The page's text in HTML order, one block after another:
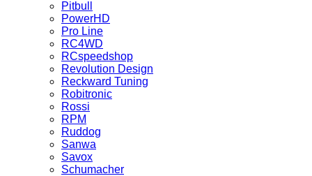
Pitbull
PowerHD
Pro Line
RC4WD
RCspeedshop
Revolution Design
Reckward Tuning
Robitronic
Rossi
RPM
Ruddog
Sanwa
Savox
Schumacher